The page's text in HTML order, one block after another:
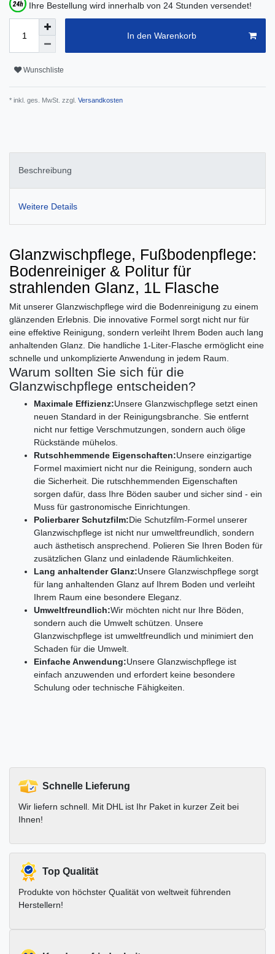
Ihre Bestellung wird innerhalb von 24 Stunden versendet!
In den Warenkorb
Wunschliste
* inkl. ges. MwSt. zzgl. Versandkosten
Beschreibung
Weitere Details
Glanzwischpflege, Fußbodenpflege:
Bodenreiniger & Politur für
strahlenden Glanz, 1L Flasche
Mit unserer Glanzwischpflege wird die Bodenreinigung zu einem
glänzenden Erlebnis. Die innovative Formel sorgt nicht nur für
eine effektive Reinigung, sondern verleiht Ihrem Boden auch lang
anhaltenden Glanz. Die handliche 1-Liter-Flasche ermöglicht eine
schnelle und unkomplizierte Anwendung in jedem Raum.
Warum sollten Sie sich für die
Glanzwischpflege entscheiden?
Maximale Effizienz:Unsere Glanzwischpflege setzt einen
neuen Standard in der Reinigungsbranche. Sie entfernt
nicht nur fettige Verschmutzungen, sondern auch ölige
Rückstände mühelos.
Rutschhemmende Eigenschaften:Unsere einzigartige
Formel maximiert nicht nur die Reinigung, sondern auch
die Sicherheit. Die rutschhemmenden Eigenschaften
sorgen dafür, dass Ihre Böden sauber und sicher sind - ein
Muss für gastronomische Einrichtungen.
Polierbarer Schutzfilm:Die Schutzfilm-Formel unserer
Glanzwischpflege ist nicht nur umweltfreundlich, sondern
auch ästhetisch ansprechend. Polieren Sie Ihren Boden für
zusätzlichen Glanz und einladende Räumlichkeiten.
Lang anhaltender Glanz:Unsere Glanzwischpflege sorgt
für lang anhaltenden Glanz auf Ihrem Boden und verleiht
Ihrem Raum eine besondere Eleganz.
Umweltfreundlich:Wir möchten nicht nur Ihre Böden,
sondern auch die Umwelt schützen. Unsere
Glanzwischpflege ist umweltfreundlich und minimiert den
Schaden für die Umwelt.
Einfache Anwendung:Unsere Glanzwischpflege ist
einfach anzuwenden und erfordert keine besondere
Schulung oder technische Fähigkeiten.
Schnelle Lieferung
Wir liefern schnell. Mit DHL ist Ihr Paket in kurzer Zeit bei
Ihnen!
Top Qualität
Produkte von höchster Qualität von weltweit führenden
Herstellern!